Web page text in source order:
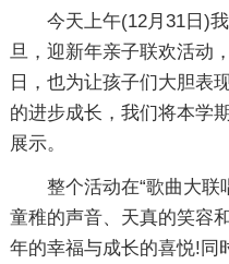
今天上午(12月31日)
旦，迎新年亲子联欢活动
日，也为让孩子们大胆表
的进步成长，我们将本学
展示。
整个活动在“歌曲大联
童稚的声音、天真的笑容
年的幸福与成长的喜悦!同